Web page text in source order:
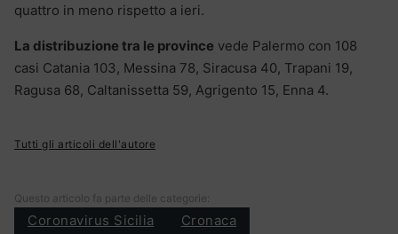
quattro in meno rispetto a ieri.
La distribuzione tra le province vede Palermo con 108
casi Catania 103, Messina 78, Siracusa 40, Trapani 19,
Ragusa 68, Caltanissetta 59, Agrigento 15, Enna 4.
Tutti gli articoli dell'autore
Questo articolo fa parte delle categorie:
Coronavirus Sicilia Cronaca